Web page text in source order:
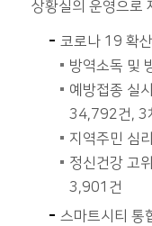
상황실의 운영으로
코로나 19 확
방역소독 및
예방접종 실
34,792건, 3
지역주민 심
정신건강 고
3,901건
스마트시티 통